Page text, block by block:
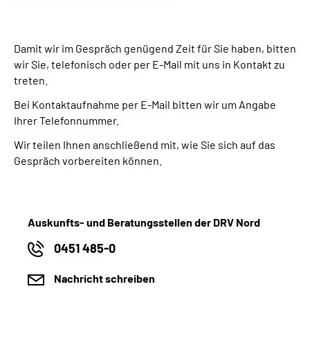
Damit wir im Gespräch genügend Zeit für Sie haben, bitten
wir Sie, telefonisch oder per E-Mail mit uns in Kontakt zu
treten.
Bei Kontaktaufnahme per E-Mail bitten wir um Angabe
Ihrer Telefonnummer.
Wir teilen Ihnen anschließend mit, wie Sie sich auf das
Gespräch vorbereiten können.
Auskunfts- und Beratungsstellen der DRV Nord
0451 485-0
Nachricht schreiben